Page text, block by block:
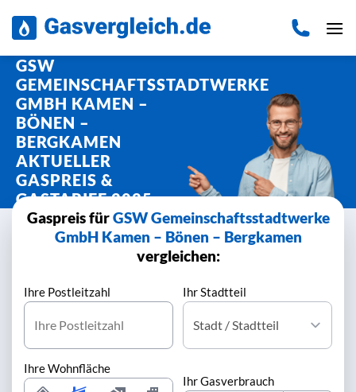
Inhalt
GSW
GEMEINSCHAFTSSTADTWERKE
GMBH KAMEN –
BÖNEN –
BERGKAMEN
AKTUELLER
GASPREIS &
GASTARIFE 2025
Gaspreis fürGSW Gemeinschaftsstadtwerke
GmbH Kamen – Bönen – Bergkamen
vergleichen:
Ihre Postleitzahl Ihr Stadtteil
Ihre Wohnfläche
Ihr Gasverbrauch